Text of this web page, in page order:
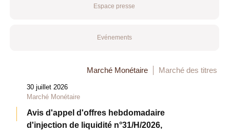
Espace presse
Evénements
Marché Monétaire Marché des titres
30 juillet 2026
Marché Monétaire
Avis d'appel d'offres hebdomadaire
d'injection de liquidité n°31/H/2026,